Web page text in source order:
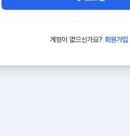
계정이 없으신가요? 회원가입